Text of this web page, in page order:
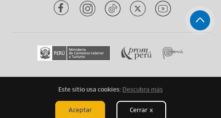
Todos los derechos reservadosytuqueplanes 2026
Este sitio usa cookies: Descubra más
Aceptar Cerrar x